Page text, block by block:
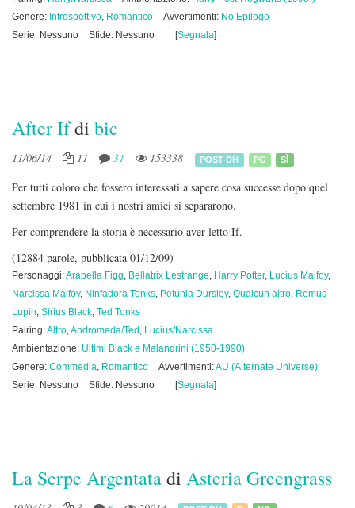
Genere: Introspettivo, Romantico Avvertimenti: No Epilogo
Serie: Nessuno
Sfide: Nessuno [Segnala]
After Ifdi bic
11/06/14 11 31 153338 POST-DH PG SÌ
Per tutti coloro che fossero interessati a sapere cosa successe dopo quel
settembre 1981 in cui i nostri amici si separarono.
Per comprendere la storia è necessario aver letto If.
(12884 parole, pubblicata 01/12/09)
Personaggi:Arabella Figg, Bellatrix Lestrange, Harry Potter, Lucius Malfoy,
Narcissa Malfoy, Ninfadora Tonks, Petunia Dursley, Qualcun altro, Remus
Lupin, Sirius Black, Ted Tonks
Pairing:Altro,Andromeda/Ted , Lucius/Narcissa
Ambientazione: Ultimi Black e Malandrini (1950-1990)
Genere: Commedia, Romantico Avvertimenti:AU (Alternate Universe)
Serie: Nessuno
Sfide: Nessuno [Segnala]
La Serpe Argentatadi Asteria Greengrass